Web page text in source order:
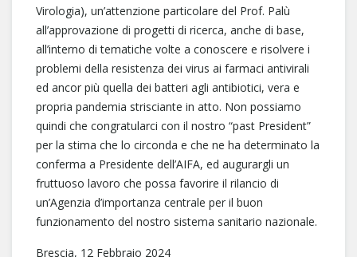
Virologia), un’attenzione particolare del Prof. Palù
all’approvazione di progetti di ricerca, anche di base,
all’interno di tematiche volte a conoscere e risolvere i
problemi della resistenza dei virus ai farmaci antivirali
ed ancor più quella dei batteri agli antibiotici, vera e
propria pandemia strisciante in atto. Non possiamo
quindi che congratularci con il nostro “past President”
per la stima che lo circonda e che ne ha determinato la
conferma a Presidente dell’AIFA, ed augurargli un
fruttuoso lavoro che possa favorire il rilancio di
un’Agenzia d’importanza centrale per il buon
funzionamento del nostro sistema sanitario nazionale.
Brescia, 12 Febbraio 2024